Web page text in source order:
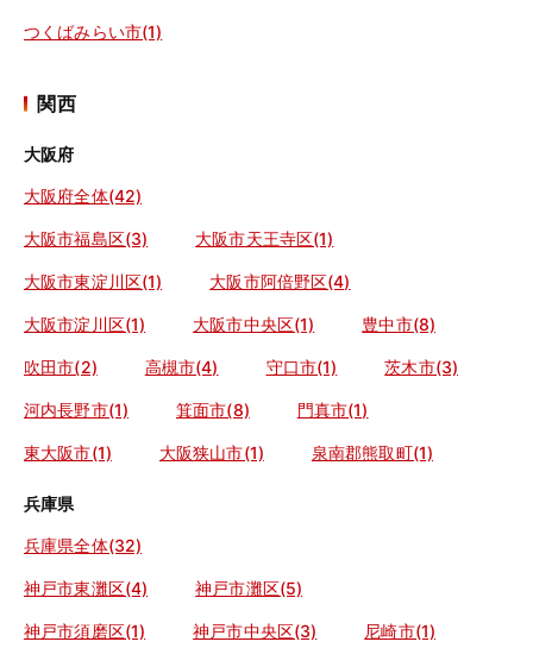
つくばみらい市(1)
関西
大阪府
大阪府全体(42)
大阪市福島区(3) 大阪市天王寺区(1)
大阪市東淀川区(1) 大阪市阿倍野区(4)
大阪市淀川区(1) 大阪市中央区(1) 豊中市(8)
吹田市(2) 高槻市(4) 守口市(1) 茨木市(3)
河内長野市(1) 箕面市(8) 門真市(1)
東大阪市(1) 大阪狭山市(1) 泉南郡熊取町(1)
兵庫県
兵庫県全体(32)
神戸市東灘区(4) 神戸市灘区(5)
神戸市須磨区(1) 神戸市中央区(3) 尼崎市(1)